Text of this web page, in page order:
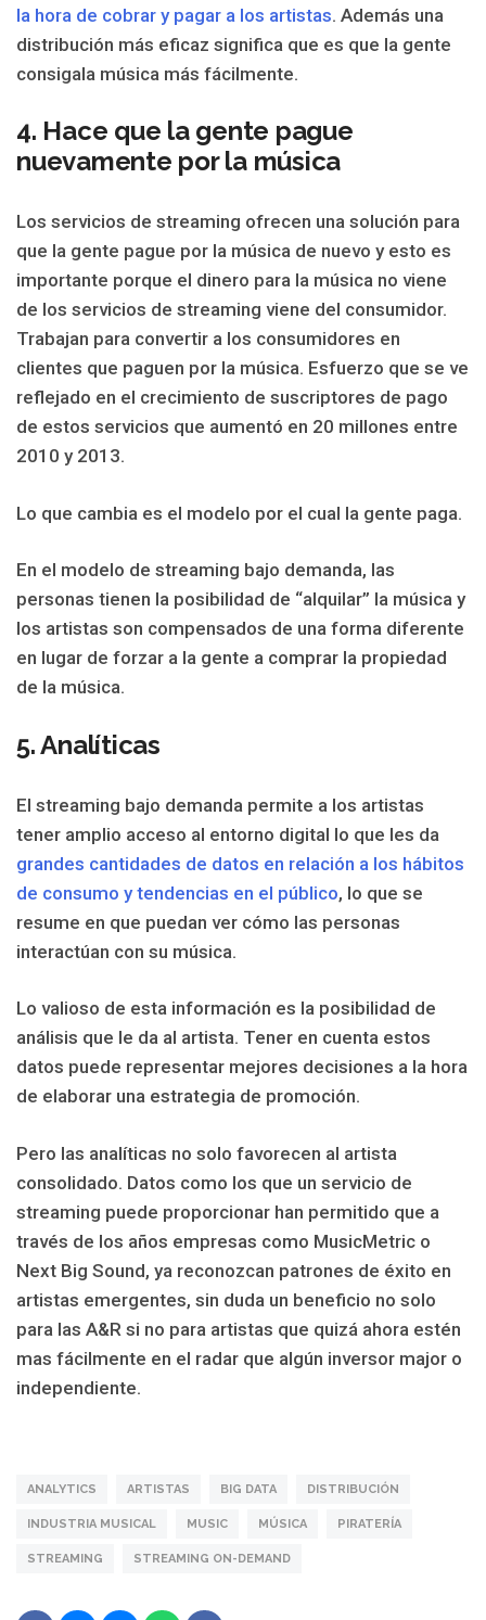
la hora de cobrar y pagar a los artistas. Además una
distribución más eficaz significa que es que la gente
consigala música más fácilmente.
4. Hace que la gente pague
nuevamente por la música
Los servicios de streaming ofrecen una solución para
que la gente pague por la música de nuevo y esto es
importante porque el dinero para la música no viene
de los servicios de streaming viene del consumidor.
Trabajan para convertir a los consumidores en
clientes que paguen por la música. Esfuerzo que se ve
reflejado en el crecimiento de suscriptores de pago
de estos servicios que aumentó en 20 millones entre
2010 y 2013.
Lo que cambia es el modelo por el cual la gente paga.
En el modelo de streaming bajo demanda, las
personas tienen la posibilidad de “alquilar” la música y
los artistas son compensados ​​de una forma diferente
en lugar de forzar a la gente a comprar la propiedad
de la música.
5. Analíticas
El streaming bajo demanda permite a los artistas
tener amplio acceso al entorno digital lo que les da
grandes cantidades de datos en relación a los hábitos
de consumo y tendencias en el público, lo que se
resume en que puedan ver cómo las personas
interactúan con su música.
Lo valioso de esta información es la posibilidad de
análisis que le da al artista. Tener en cuenta estos
datos puede representar mejores decisiones a la hora
de elaborar una estrategia de promoción.
Pero las analíticas no solo favorecen al artista
consolidado. Datos como los que un servicio de
streaming puede proporcionar han permitido que a
través de los años empresas como MusicMetric o
Next Big Sound, ya reconozcan patrones de éxito en
artistas emergentes, sin duda un beneficio no solo
para las A&R si no para artistas que quizá ahora estén
mas fácilmente en el radar que algún inversor major o
independiente.
ANALYTICS ARTISTAS BIG DATA DISTRIBUCIÓN
INDUSTRIA MUSICAL MUSIC MÚSICA PIRATERÍA
STREAMING STREAMING ON-DEMAND